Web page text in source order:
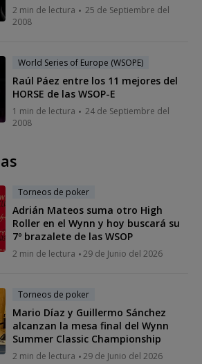
2 min de lectura
25 de Septiembre del
2008
World Series of Europe (WSOPE)
Raúl Páez entre los 11 mejores del
HORSE de las WSOP-E
1 min de lectura
24 de Septiembre del
2008
Torneos de poker
Adrián Mateos suma otro High
Roller en el Wynn y hoy buscará su
7º brazalete de las WSOP
2 min de lectura 29 de Junio del 2026
Torneos de poker
Mario Díaz y Guillermo Sánchez
alcanzan la mesa final del Wynn
Summer Classic Championship
2 min de lectura 29 de Junio del 2026